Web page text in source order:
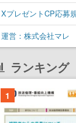
XプレゼントCP応募
運営：株式会社マレ
ランキング
1